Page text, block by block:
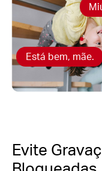
Está bem, mãe.
Evite